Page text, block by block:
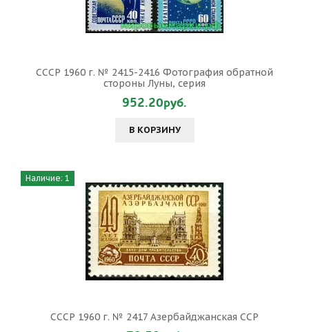
СССР 1960 г. № 2415-2416 Фотография обратной
стороны Луны, серия
952.20руб.
В КОРЗИНУ
Наличие: 1
СССР 1960 г. № 2417 Азербайджанская ССР